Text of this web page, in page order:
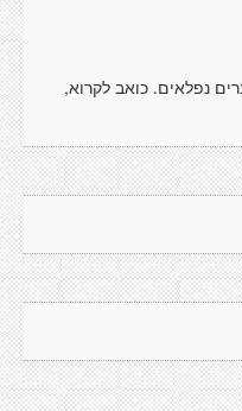
נפלאים. כואב לקרוא,